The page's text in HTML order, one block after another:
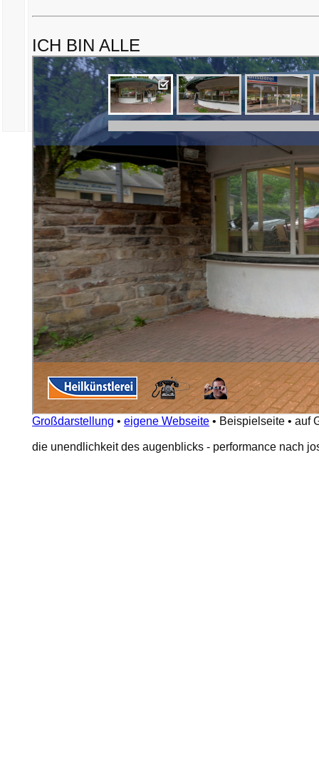
ICH BIN ALLE
Großdarstellung • eigene Webseite • Beispielseite • auf
die unendlichkeit des augenblicks - performance nach